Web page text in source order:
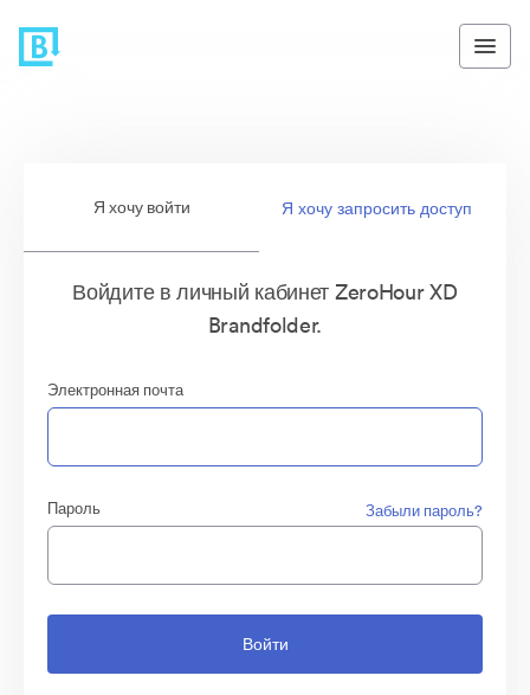
Я хочу войти Я хочу запросить доступ
Войдите в личный кабинет ZeroHour XD
Brandfolder.
Электронная почта
Пароль Забыли пароль?